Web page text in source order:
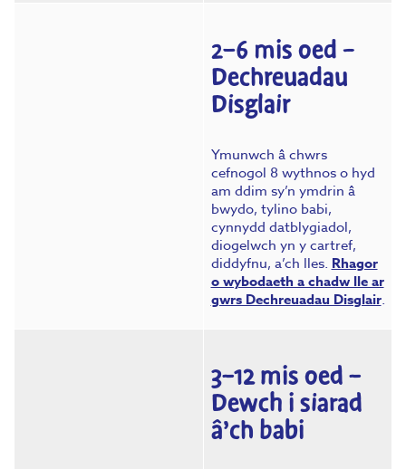
2–6 mis oed –
Dechreuadau
Disglair
Ymunwch â chwrs
cefnogol 8 wythnos o hyd
am ddim sy’n ymdrin â
bwydo, tylino babi,
cynnydd datblygiadol,
diogelwch yn y cartref,
diddyfnu, a’ch lles. Rhagor
o wybodaeth a chadw lle ar
gwrs Dechreuadau Disglair.
3–12 mis oed –
Dewch i siarad
â’ch babi